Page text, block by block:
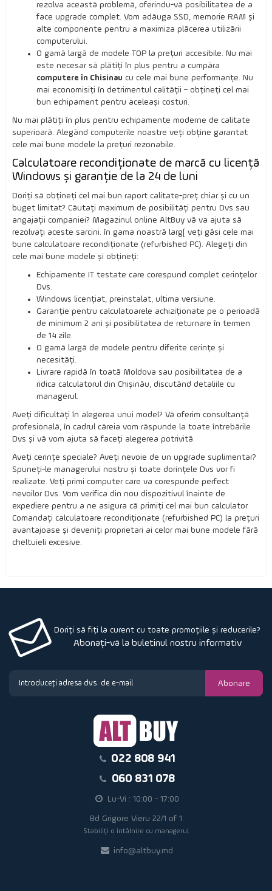
rezolva această problemă, oferindu-vă posibilitatea de a
face upgrade complet. Vom adăuga SSD, memorie RAM și
alte componente pentru a maximiza plăcerea utilizării
computerului.
O gamă largă de modele TOP la prețuri accesibile. Nu mai
este necesar să plătiți în plus pentru a cumpăra
computere în Chisinau cu cele mai bune performanțe. Nu
mai economisiți în detrimentul calității – obțineți cel mai
bun echipament pentru aceleași costuri.
Nu mai plătiți în plus pentru echipamente moderne de calitate
superioară. Alegând computerile noastre veți obține garantat
cele mai bune modele la prețuri rezonabile.
Calculatoare recondiționate de marcă cu licență
Windows și garanție de la 24 de luni
Doriți să obțineți cel mai bun raport calitate-preț chiar și cu un
buget limitat? Căutați maximum de posibilități pentru Dvs sau
angajații companiei? Magazinul online AltBuy vă va ajuta să
rezolvați aceste sarcini. în gama noastră larg[ veți găsi cele mai
bune calculatoare recondiționate (refurbished PC). Alegeți din
cele mai bune modele și obțineți:
Echipamente IT testate care corespund complet cerințelor
Dvs.
Windows licențiat, preinstalat, ultima versiune.
Garanție pentru calculatoarele achiziționate pe o perioadă
de minimum 2 ani și posibilitatea de returnare în termen
de 14 zile.
O gamă largă de modele pentru diferite cerințe și
necesități.
Livrare rapidă în toată Moldova sau posibilitatea de a
ridica calculatorul din Chișinău, discutând detaliile cu
managerul.
Aveți dificultăți în alegerea unui model? Vă oferim consultanță
profesională, în cadrul căreia vom răspunde la toate întrebările
Dvs și vă vom ajuta să faceți alegerea potrivită.
Aveți cerințe speciale? Aveți nevoie de un upgrade suplimentar?
Spuneți-le managerului nostru și toate dorințele Dvs vor fi
realizate. Veți primi computer care va corespunde perfect
nevoilor Dvs. Vom verifica din nou dispozitivul înainte de
expediere pentru a ne asigura că primiți cel mai bun calculator.
Comandați calculatoare recondiționate (refurbished PC) la prețuri
avantajoase și deveniți proprietari ai celor mai bune modele fără
cheltuieli excesive.
Doriți să fiți la curent cu toate promoțiile și reducerile?
Abonați-vă la buletinul nostru informativ
Abonare
022 808 941
060 831 078
Lu-Vi : 10:00 - 17:00
Bd Grigore Vieru 22/1 of 1
Stabiliți o întâlnire cu managerul
info@altbuy.md